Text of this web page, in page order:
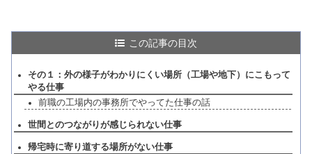
この記事の目次
その１：外の様子がわかりにくい場所（工場や地下）にこもって
やる仕事
前職の工場内の事務所でやってた仕事の話
世間とのつながりが感じられない仕事
帰宅時に寄り道する場所がない仕事